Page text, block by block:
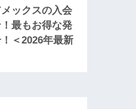
ックスの入会
最もお得な発
＜2026年最新